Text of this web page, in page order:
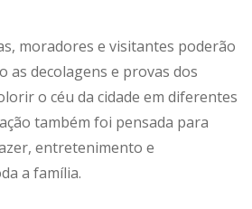
moradores e visitantes poderão
as decolagens e provas dos
o céu da cidade em diferentes
também foi pensada para
entretenimento e
a família.